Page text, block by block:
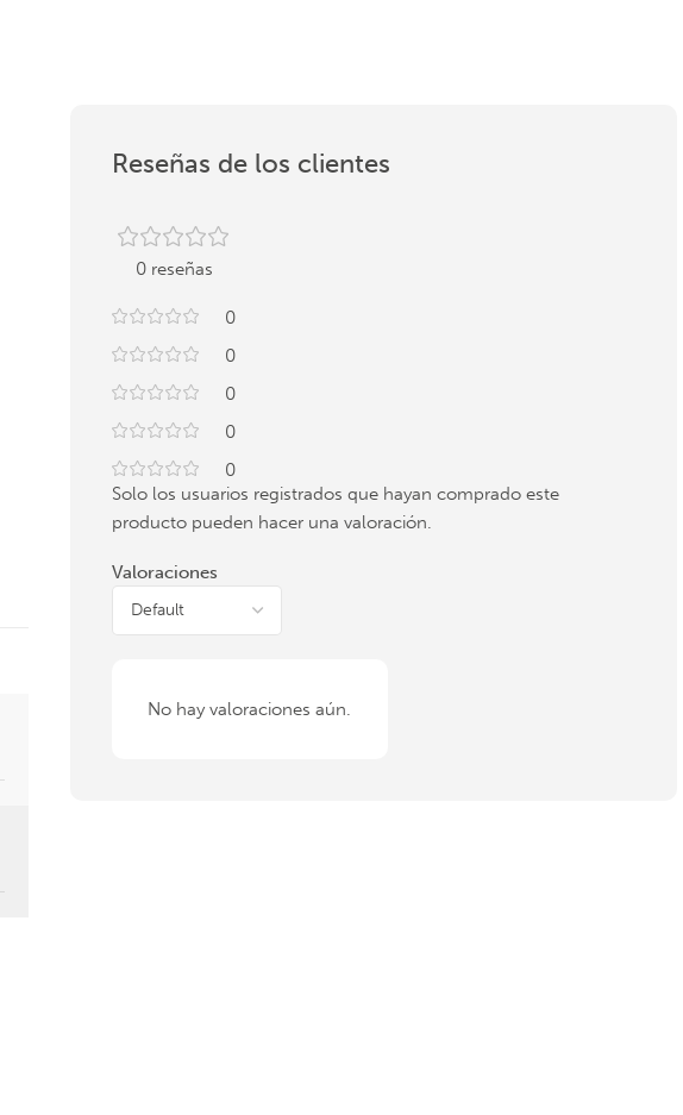
Reseñas de los clientes
0 reseñas
0
0
0
0
0
Valoraciones
No hay valoraciones aún.
Solo los usuarios registrados que hayan comprado este
producto pueden hacer una valoración.